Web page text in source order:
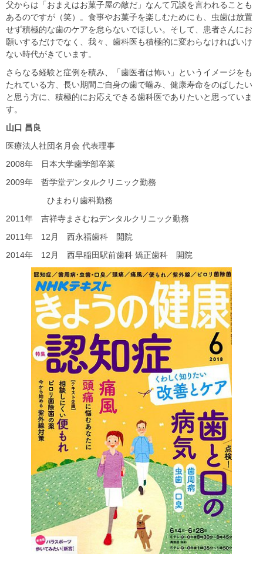
父からは「おまえはお菓子屋の敵だ」なんて冗談を言われることも
あるのですが（笑）。食事やお菓子を楽しむためにも、虫歯は放置
せず積極的な歯のケアを怠らないでほしい。そして、患者さんにお
願いするだけでなく、我々、歯科医も積極的に変わらなければいけ
ない時代がきています。
さらなる経験と症例を積み、「歯医者は怖い」というイメージをも
たれている方、長い期間ご自身の歯で噛み、健康寿命をのばしたい
と思う方に、積極的にお応えできる歯科医でありたいと思っていま
す。
山口 昌良
医療法人社団名月会 代表理事
2008年 日本大学歯学部卒業
2009年 哲学堂デンタルクリニック勤務
ひまわり歯科勤務
2011年 吉祥寺まさむねデンタルクリニック勤務
2011年 12月 西永福歯科 開院
2014年 12月 西早稲田駅前歯科 矯正歯科 開院